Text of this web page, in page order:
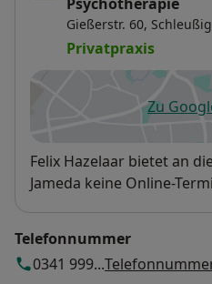
Psychotherapie
Gießerstr. 60, Schleußig
Privatpraxis
Zu
Verfügbarkeit
Felix Hazelaar bietet an
Jameda keine Online-
Telefonnummer
0341 999...